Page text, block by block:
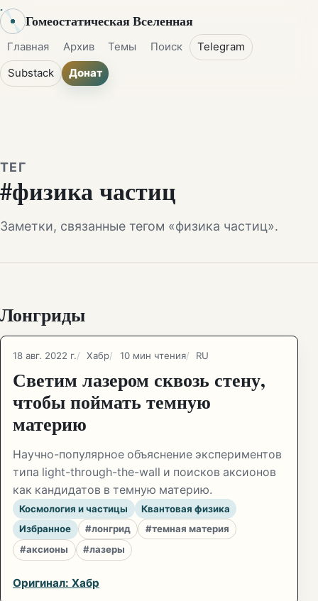
Гомеостатическая Вселенная
Главная Архив Темы Поиск Telegram
Substack Донат
ТЕГ
#физика частиц
Заметки, связанные тегом «физика частиц».
Лонгриды
18 авг. 2022 г. Хабр 10 мин чтения RU
Светим лазером сквозь стену,
чтобы поймать темную
материю
Научно-популярное объяснение экспериментов
типа light-through-the-wall и поисков аксионов
как кандидатов в темную материю.
Космология и частицы
Квантовая физика
Избранное
#лонгрид
#темная материя
#аксионы
#лазеры
Оригинал: Хабр